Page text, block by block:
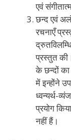
एवं
छन्द एवं
रचनाएँ
प्रस्तुत
के छन्दों
में इन्होंने
ध्वन्यर्थ-
प्रयोग
नहीं हैं।